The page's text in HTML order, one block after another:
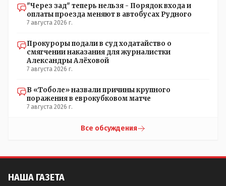
"Через зад" теперь нельзя - Порядок входа и
оплаты проезда меняют в автобусах Рудного
7 августа 2026 г.
Прокуроры подали в суд ходатайство о
смягчении наказания для журналистки
Александры Алёховой
7 августа 2026 г.
В «Тоболе» назвали причины крупного
поражения в еврокубковом матче
7 августа 2026 г.
Все обсуждения
НАША ГАЗЕТА